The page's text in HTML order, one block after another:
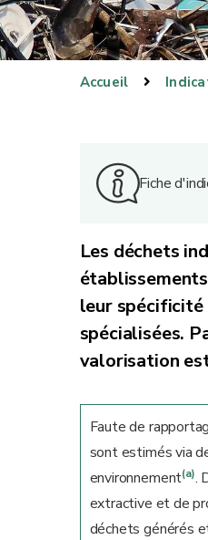
Accueil
Fiche
Les déchets
leur
spécialisées.
valorisation
Faute de
sont estimés via
environnement(a).
extractive et de
déchets générés